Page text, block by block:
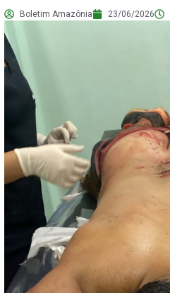
Boletim Amazônia 23/06/2026